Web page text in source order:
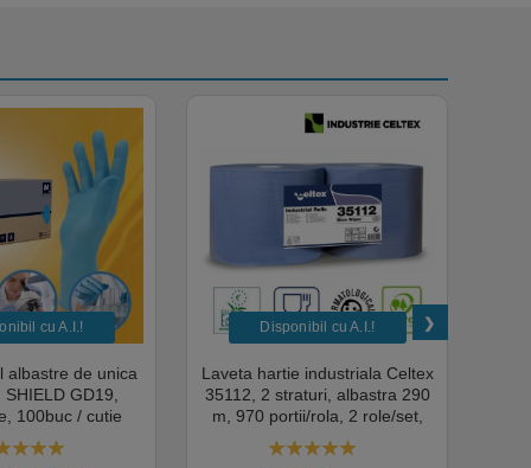
cu A.I.​!
albastre de unica
GD19,
100buc / cutie
HoReCa,
industrial,
Disponibil cu A.I.​!
Laveta hartie industriala Celtex
35112, 2 straturi, albastra 290
m, 970 portii/rola, 2 role/set,
certificata pentru industria
alimentara, Ecolabel